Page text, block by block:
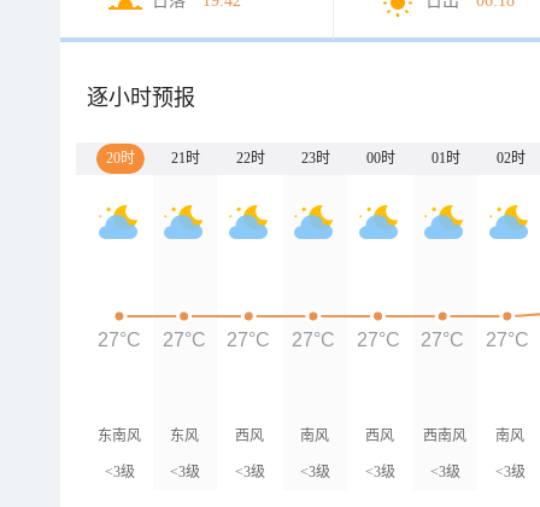
逐小时预报
20时 21时 22时 23时 00时 01时 02时
东南风
<3级
东风
<3级
西风
<3级
南风
<3级
西风
<3级
西南风
<3级
南风
<3级
27°C 27°C 27°C 27°C 27°C 27°C 27°C